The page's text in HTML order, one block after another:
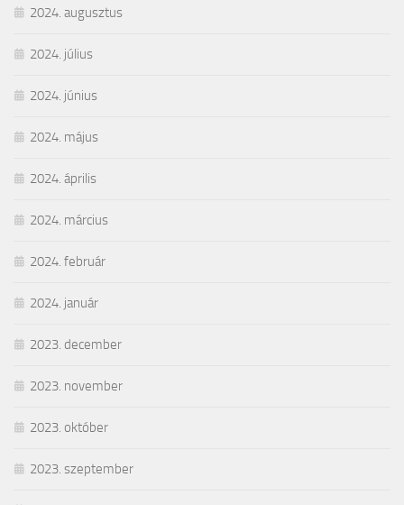
2024. augusztus
2024. július
2024. június
2024. május
2024. április
2024. március
2024. február
2024. január
2023. december
2023. november
2023. október
2023. szeptember